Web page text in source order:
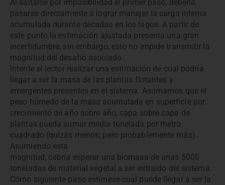
Al saltarse por imposibilidad el primer paso, debería
pasarse directamente a lograr manejar la carga interna
acumulada durante décadas en los lagos. A partir de
este punto la estimación ajustada presenta una gran
incertidumbre, sin embargo, esto no impide transmitir la
magnitud del desafío asociado.
Intente el lector realizar una estimación de cual podría
llegar a ser la masa de las plantas flotantes y
emergentes presentes en el sistema. Asumamos que el
peso húmedo de la masa acumulada en superficie por
crecimiento de año sobre año, capa sobre capa de
plantas pueda sumar media tonelada por metro
cuadrado (quizás menos, pero probablemente más).
Asumiendo esta
magnitud, cabría esperar una biomasa de unas 5000
toneladas de material vegetal a ser extraído del sistema.
Cómo siguiente paso estímese cual puede llegar a ser la